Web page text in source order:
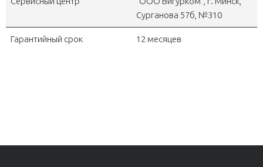
Сурганова 57б, №310
Гарантийный срок 12 месяцев